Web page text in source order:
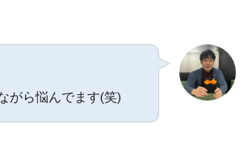
がら悩んでます(笑)